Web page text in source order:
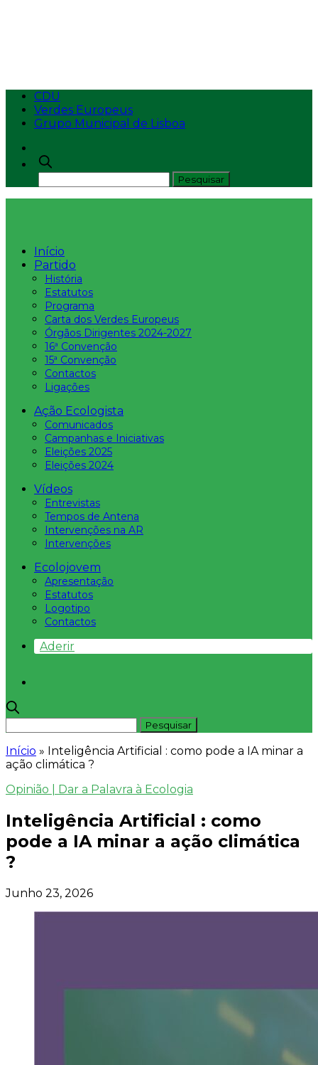
CDU
Verdes Europeus
Grupo Municipal de Lisboa
Início
Partido
História
Estatutos
Programa
Carta dos Verdes Europeus
Órgãos Dirigentes 2024-2027
16ª Convenção
15ª Convenção
Contactos
Ligações
Ação Ecologista
Comunicados
Campanhas e Iniciativas
Eleições 2025
Eleições 2024
Vídeos
Entrevistas
Tempos de Antena
Intervenções na AR
Intervenções
Ecolojovem
Apresentação
Estatutos
Logotipo
Contactos
Aderir
Início » Inteligência Artificial : como pode a IA minar a
ação climática ?
Opinião | Dar a Palavra à Ecologia
Inteligência Artificial : como
pode a IA minar a ação climática
?
Junho 23, 2026